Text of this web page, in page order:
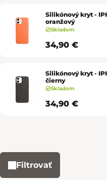
Silikónový kryt -
oranžový
Skladom
34,90 €
Silikónový kryt -
čierny
Skladom
34,90 €
Filtrovať
Výpis produktov